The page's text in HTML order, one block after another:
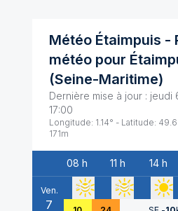
Météo Étaimpuis -
météo pour
(Seine-Maritime)
Dernière mise à jour : jeudi
17:00
Longitude: 1.14° - Latitude:
171m
Date
08 h 11 h 14 h
Ven.
7